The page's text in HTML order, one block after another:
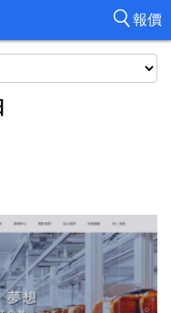
報價